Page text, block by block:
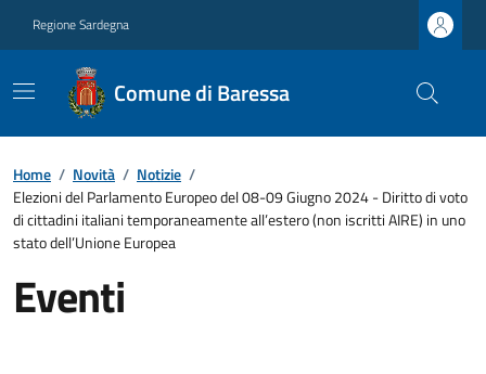
Regione Sardegna
Comune di Baressa
Home / Novità / Notizie /
Elezioni del Parlamento Europeo del 08-09 Giugno 2024 - Diritto di voto
di cittadini italiani temporaneamente all’estero (non iscritti AIRE) in uno
stato dell’Unione Europea
Eventi